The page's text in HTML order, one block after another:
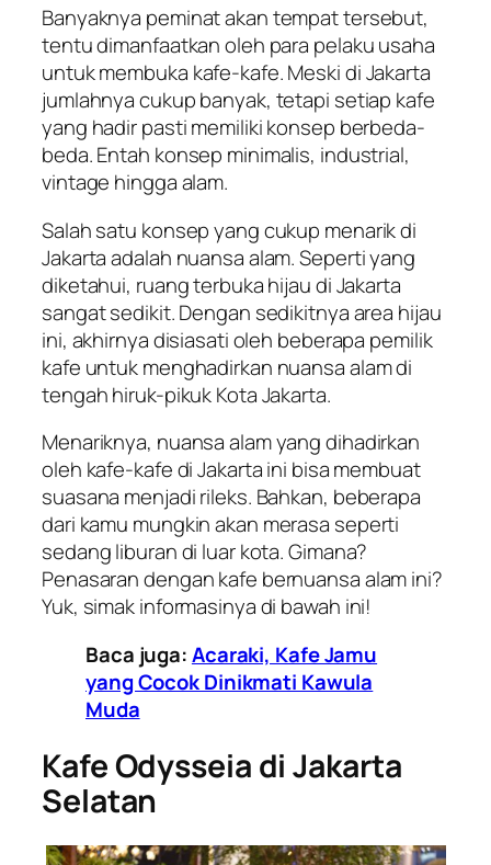
Banyaknya peminat akan tempat tersebut,
tentu dimanfaatkan oleh para pelaku usaha
untuk membuka kafe-kafe. Meski di Jakarta
jumlahnya cukup banyak, tetapi setiap kafe
yang hadir pasti memiliki konsep berbeda-
beda. Entah konsep minimalis, industrial,
vintage hingga alam.
Salah satu konsep yang cukup menarik di
Jakarta adalah nuansa alam. Seperti yang
diketahui, ruang terbuka hijau di Jakarta
sangat sedikit. Dengan sedikitnya area hijau
ini, akhirnya disiasati oleh beberapa pemilik
kafe untuk menghadirkan nuansa alam di
tengah hiruk-pikuk Kota Jakarta.
Menariknya, nuansa alam yang dihadirkan
oleh kafe-kafe di Jakarta ini bisa membuat
suasana menjadi rileks. Bahkan, beberapa
dari kamu mungkin akan merasa seperti
sedang liburan di luar kota. Gimana?
Penasaran dengan kafe bernuansa alam ini?
Yuk, simak informasinya di bawah ini!
Baca juga:Acaraki, Kafe Jamu
yang Cocok Dinikmati Kawula
Muda
Kafe Odysseia di Jakarta
Selatan